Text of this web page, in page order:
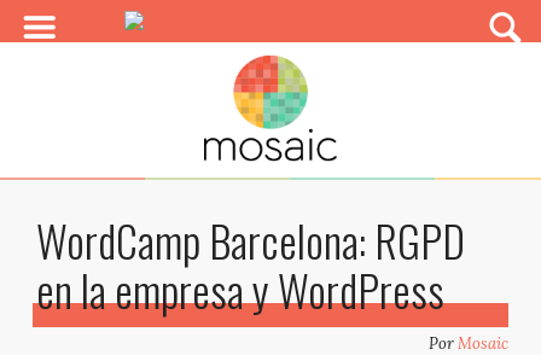
WordCamp Barcelona: RGPD
en la empresa y WordPress
PorMosaic